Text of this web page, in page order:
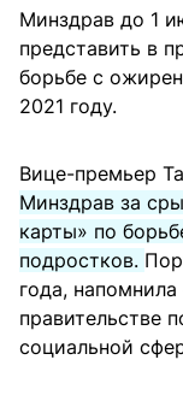
Минздрав до 1
представить в
борьбе с
2021 году.
Вице-премьер
Минздрав за
карты» по
подростков.
года,
правительстве
социальной